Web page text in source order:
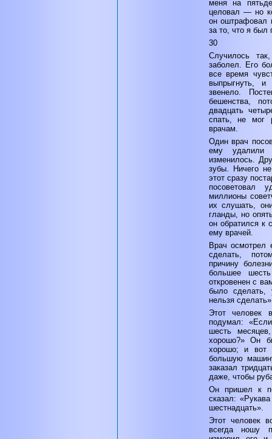
меня на
целовал — но
он оштрафовал
за то, что я был
30
Случилось
заболел. Его
все время
выпрыгнуть,
звенело.
бешенства,
двадцать
спать, не мог
врачам.
Один врач
ему удалили
изменилось.
зубы. Ничего
этот сразу
посоветовал
миллионы
их слушать,
гланды, но
он обратился к
ему врачей.
Врач осмотрел
сделать,
причину
большее
откровенен с
было сделать,
нельзя
Этот человек
подумал:
шесть
хорошо?» Он
хорошо; и вот
большую
заказал
даже, чтобы
Он пришел к
сказал:
шестнадцать».
Этот человек
всегда ношу